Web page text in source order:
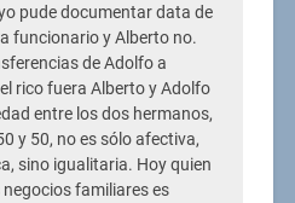
pude documentar data de
funcionario y Alberto no.
de Adolfo a
rico fuera Alberto y Adolfo
entre los dos hermanos,
y 50, no es sólo afectiva,
sino igualitaria. Hoy quien
negocios familiares es